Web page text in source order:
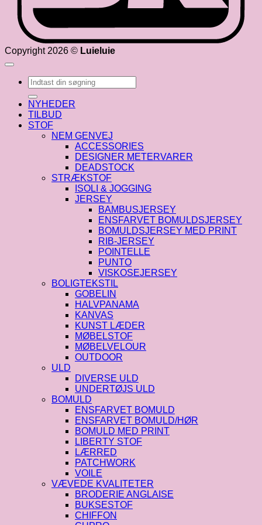
Copyright 2026 © Luieluie
Søg
efter:
NYHEDER
TILBUD
STOF
NEM GENVEJ
ACCESSORIES
DESIGNER METERVARER
DEADSTOCK
STRÆKSTOF
ISOLI & JOGGING
JERSEY
BAMBUSJERSEY
ENSFARVET BOMULDSJERSEY
BOMULDSJERSEY MED PRINT
RIB-JERSEY
POINTELLE
PUNTO
VISKOSEJERSEY
BOLIGTEKSTIL
GOBELIN
HALVPANAMA
KANVAS
KUNST LÆDER
MØBELSTOF
MØBELVELOUR
OUTDOOR
ULD
DIVERSE ULD
UNDERTØJS ULD
BOMULD
ENSFARVET BOMULD
ENSFARVET BOMULD/HØR
BOMULD MED PRINT
LIBERTY STOF
LÆRRED
PATCHWORK
VOILE
VÆVEDE KVALITETER
BRODERIE ANGLAISE
BUKSESTOF
CHIFFON